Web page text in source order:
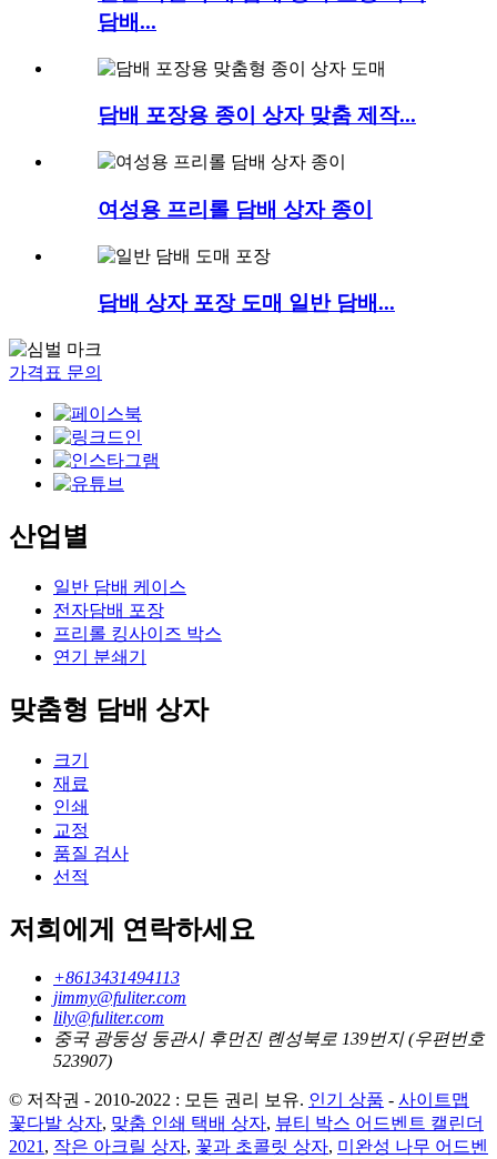
담배...
담배 포장용 종이 상자 맞춤 제작...
여성용 프리롤 담배 상자 종이
담배 상자 포장 도매 일반 담배...
가격표 문의
산업별
일반 담배 케이스
전자담배 포장
프리롤 킹사이즈 박스
연기 분쇄기
맞춤형 담배 상자
크기
재료
인쇄
교정
품질 검사
선적
저희에게 연락하세요
+8613431494113
jimmy@fuliter.com
lily@fuliter.com
중국 광둥성 둥관시 후먼진 롄성북로 139번지 (우편번호
523907)
© 저작권 - 2010-2022 : 모든 권리 보유. 인기 상품 - 사이트맵
꽃다발 상자, 맞춤 인쇄 택배 상자, 뷰티 박스 어드벤트 캘린더
2021, 작은 아크릴 상자, 꽃과 초콜릿 상자, 미완성 나무 어드벤